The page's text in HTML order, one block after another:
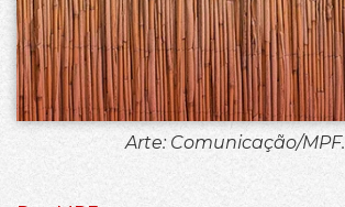
Arte: Comunicação/MPF.